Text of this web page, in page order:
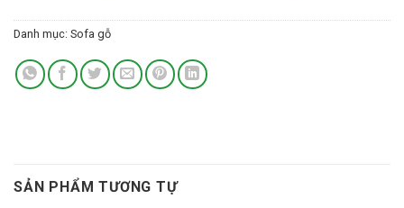
Danh mục: Sofa gỗ
SẢN PHẨM TƯƠNG TỰ